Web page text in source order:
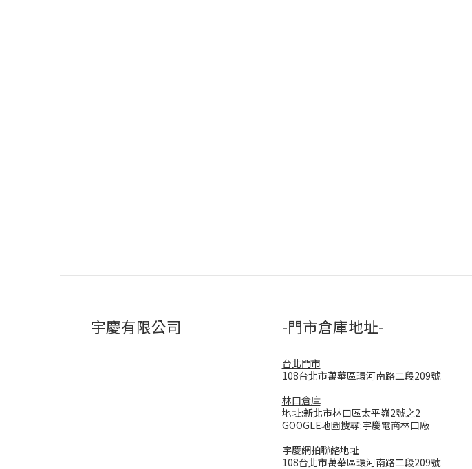
宇慶有限公司 -門市倉庫地址-
台北門市
108台北市萬華區環河南路二段209號
林口倉庫
地址:新北市林口區太平嶺2號之2
GOOGLE地圖搜尋:宇慶電商林口廠
宇慶網拍聯絡地址
108台北市萬華區環河南路二段209號